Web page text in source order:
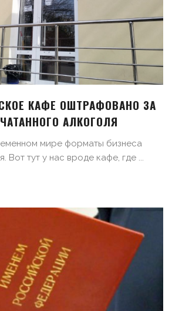
КАФЕ ОШТРАФОВАНО ЗА
АЛКОГОЛЯ
мире форматы бизнеса
Вот тут у нас вроде кафе, где ...